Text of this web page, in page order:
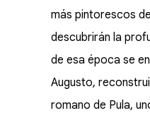
más pintorescos
descubrirán la
de esa época se
Augusto,
romano de Pula,